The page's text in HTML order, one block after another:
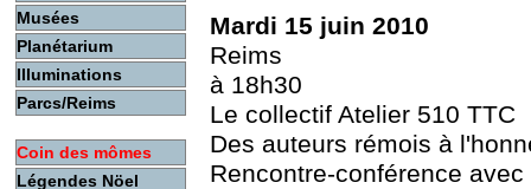
Musées
Planétarium
Illuminations
Parcs/Reims
Coin des mômes
Légendes Nöel
Mardi 15 juin 2010
Reims
à 18h30
Le collectif Atelier 510 TTC
Des auteurs rémois à
Rencontre-conférence